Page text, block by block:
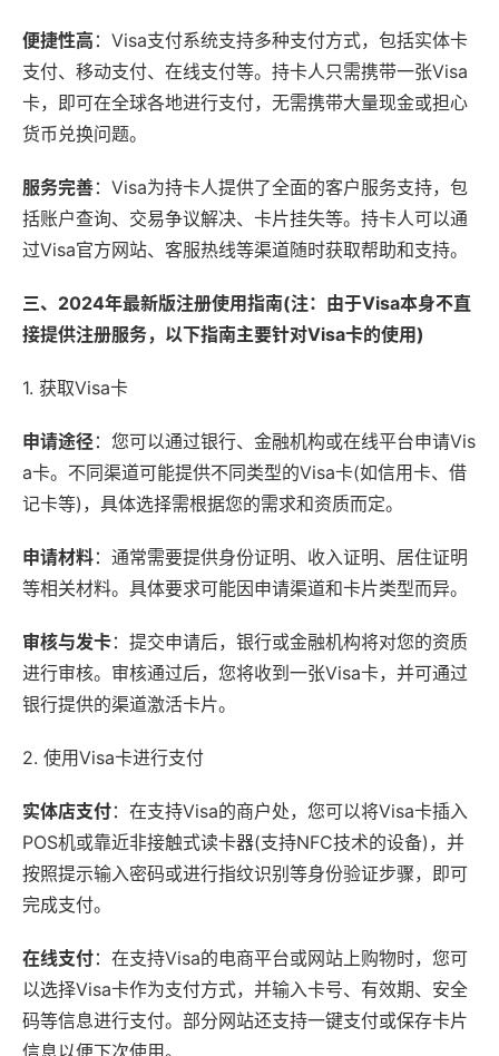
便捷性高 ：Visa支付系统支持多种支付方式，包括实体卡
支付、移动支付、在线支付等。持卡人只需携带一张Visa
卡，即可在全球各地进行支付，无需携带大量现金或担心
货币兑换问题。
服务完善：Visa为持卡人提供了全面的客户服务支持，包
括账户查询、交易争议解决、卡片挂失等。持卡人可以通
过Visa官方网站、客服热线等渠道随时获取帮助和支持。
三、2024年最新版注册使用指南(注：由于Visa本身不直
接提供注册服务，以下指南主要针对Visa卡的使用)
1. 获取Visa卡
申请途径：您可以通过银行、金融机构或在线平台申请Vis
a卡。不同渠道可能提供不同类型的Visa卡(如信用卡、借
记卡等)，具体选择需根据您的需求和资质而定。
申请材料：通常需要提供身份证明、收入证明、居住证明
等相关材料。具体要求可能因申请渠道和卡片类型而异。
审核与发卡：提交申请后，银行或金融机构将对您的资质
进行审核。审核通过后，您将收到一张Visa卡，并可通过
银行提供的渠道激活卡片。
2. 使用Visa卡进行支付
实体店支付：在支持Visa的商户处，您可以将Visa卡插入
POS机或靠近非接触式读卡器(支持NFC技术的设备)，并
按照提示输入密码或进行指纹识别等身份验证步骤，即可
完成支付。
在线支付：在支持Visa的电商平台或网站上购物时，您可
以选择Visa卡作为支付方式，并输入卡号、有效期、安全
码等信息进行支付。部分网站还支持一键支付或保存卡片